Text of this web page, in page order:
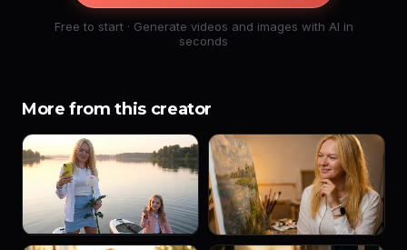
Free to start · Generate videos and images with AI in
seconds
More from this creator